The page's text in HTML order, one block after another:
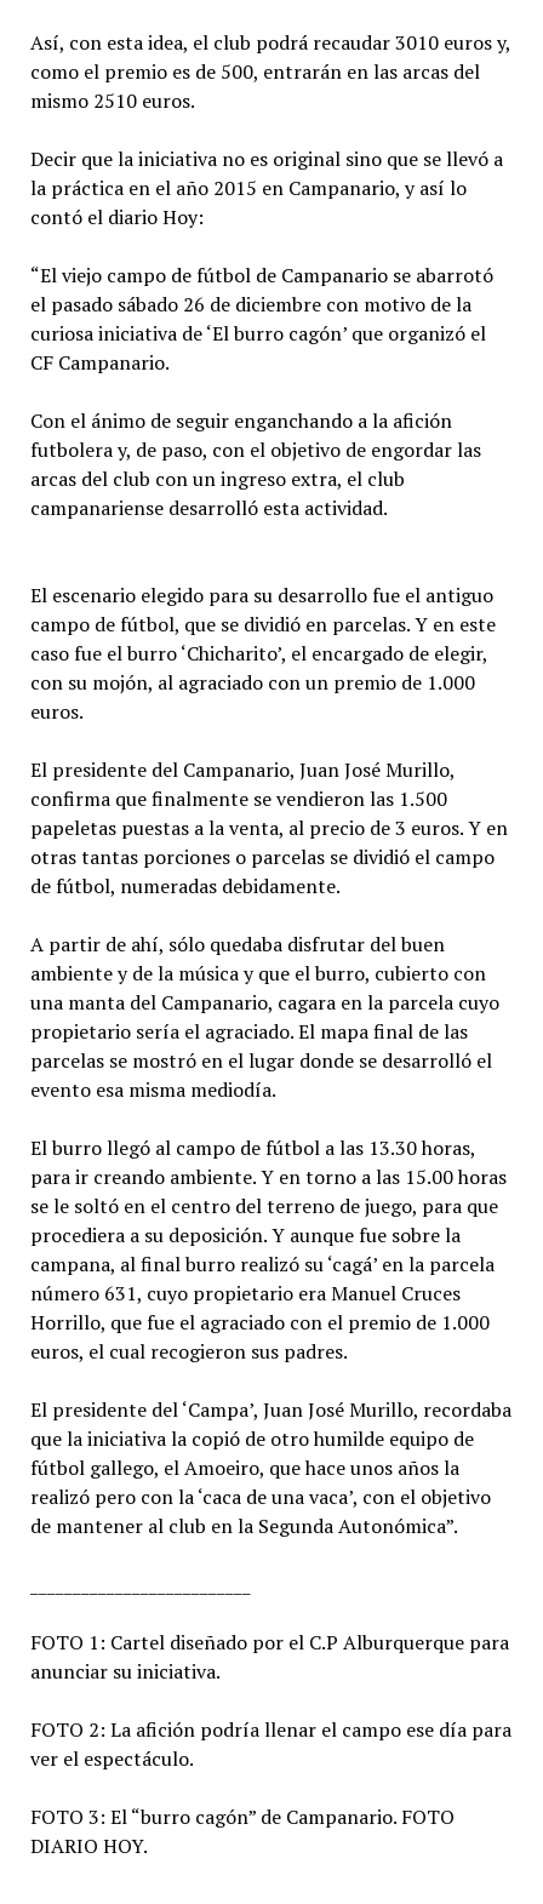
Así, con esta idea, el club podrá recaudar 3010 euros y,
como el premio es de 500, entrarán en las arcas del
mismo 2510 euros.
Decir que la iniciativa no es original sino que se llevó a
la práctica en el año 2015 en Campanario, y así lo
contó el diario Hoy:
“El viejo campo de fútbol de Campanario se abarrotó
el pasado sábado 26 de diciembre con motivo de la
curiosa iniciativa de ‘El burro cagón’ que organizó el
CF Campanario.
Con el ánimo de seguir enganchando a la afición
futbolera y, de paso, con el objetivo de engordar las
arcas del club con un ingreso extra, el club
campanariense desarrolló esta actividad.
El escenario elegido para su desarrollo fue el antiguo
campo de fútbol, que se dividió en parcelas. Y en este
caso fue el burro ‘Chicharito’, el encargado de elegir,
con su mojón, al agraciado con un premio de 1.000
euros.
El presidente del Campanario, Juan José Murillo,
confirma que finalmente se vendieron las 1.500
papeletas puestas a la venta, al precio de 3 euros. Y en
otras tantas porciones o parcelas se dividió el campo
de fútbol, numeradas debidamente.
A partir de ahí, sólo quedaba disfrutar del buen
ambiente y de la música y que el burro, cubierto con
una manta del Campanario, cagara en la parcela cuyo
propietario sería el agraciado. El mapa final de las
parcelas se mostró en el lugar donde se desarrolló el
evento esa misma mediodía.
El burro llegó al campo de fútbol a las 13.30 horas,
para ir creando ambiente. Y en torno a las 15.00 horas
se le soltó en el centro del terreno de juego, para que
procediera a su deposición. Y aunque fue sobre la
campana, al final burro realizó su ‘cagá’ en la parcela
número 631, cuyo propietario era Manuel Cruces
Horrillo, que fue el agraciado con el premio de 1.000
euros, el cual recogieron sus padres.
El presidente del ‘Campa’, Juan José Murillo, recordaba
que la iniciativa la copió de otro humilde equipo de
fútbol gallego, el Amoeiro, que hace unos años la
realizó pero con la ‘caca de una vaca’, con el objetivo
de mantener al club en la Segunda Autonómica”.
FOTO 1: Cartel diseñado por el C.P Alburquerque para
anunciar su iniciativa.
FOTO 2: La afición podría llenar el campo ese día para
ver el espectáculo.
FOTO 3: El “burro cagón” de Campanario. FOTO
DIARIO HOY.